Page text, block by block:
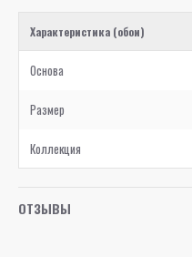
Характеристика (обои)
Основа
Размер
Коллекция
ОТЗЫВЫ